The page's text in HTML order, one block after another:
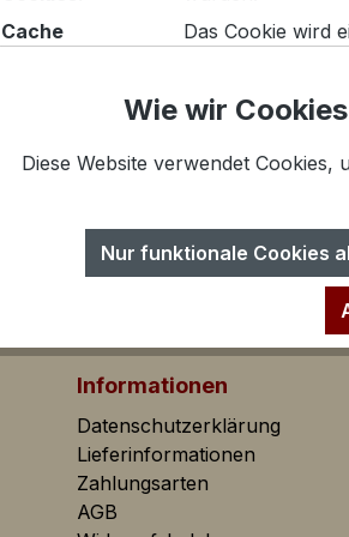
Informationen
Datenschutzerklärung
Lieferinformationen
Zahlungsarten
AGB
Cache
Das Cookie wird
CSRF-Token:
Das CSRF-
Absicherung bei
PayPal-Zahlungen
Merkzettel
Tracking
Tracking Cookies helfen dem
ihrer Webseite zu sammeln und
Wie wir
Diese Website verwendet
Nur funktionale Cookies